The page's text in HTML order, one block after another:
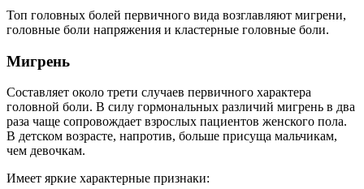
Топ головных болей первичного вида возглавляют мигрени,
головные боли напряжения и кластерные головные боли.
Мигрень
Составляет около трети случаев первичного характера
головной боли. В силу гормональных различий мигрень в два
раза чаще сопровождает взрослых пациентов женского пола.
В детском возрасте, напротив, больше присуща мальчикам,
чем девочкам.
Имеет яркие характерные признаки: